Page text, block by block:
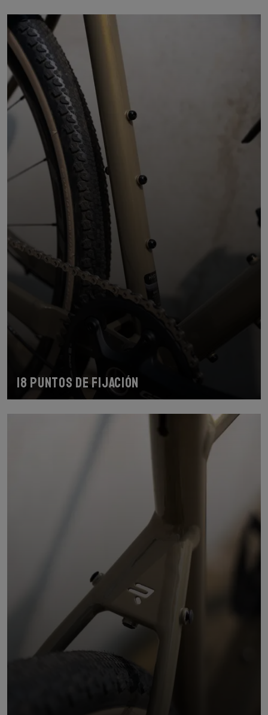
18 puntos de fijación